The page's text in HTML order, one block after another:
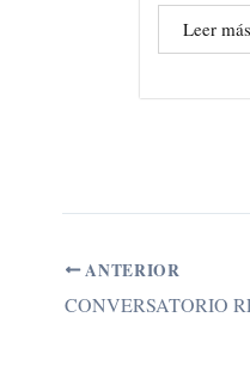
Leer más
ANTERIOR
CONVERSATORIO